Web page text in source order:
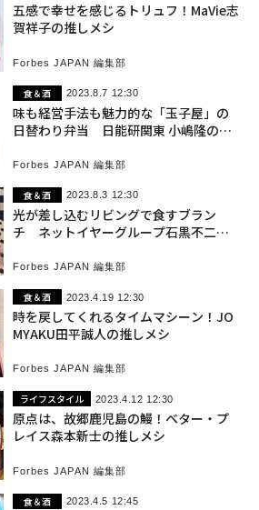
五感で幸せを感じるトリュフ！MaVie志
賀祥子の推しメシ
Forbes JAPAN 編集部
食＆酒 2023.8.7 12:30
味も経営手法も魅力的な「玉子屋」の
日替わり弁当 日能研関東 小嶋隆の推
Forbes JAPAN 編集部
食＆酒 2023.8.3 12:30
光が差し込むリビングで食すブラン
チ ネットイヤーグループ石黒不二代
Forbes JAPAN 編集部
食＆酒 2023.4.19 12:30
時を戻してくれるタイムマシーン！JO
MYAKU田平誠人の推しメシ
Forbes JAPAN 編集部
ライフスタイル 2023.4.12 12:30
原点は、故郷鹿児島の鰻！ベター・プ
レイス森本新士の推しメシ
Forbes JAPAN 編集部
食＆酒 2023.4.5 12:45